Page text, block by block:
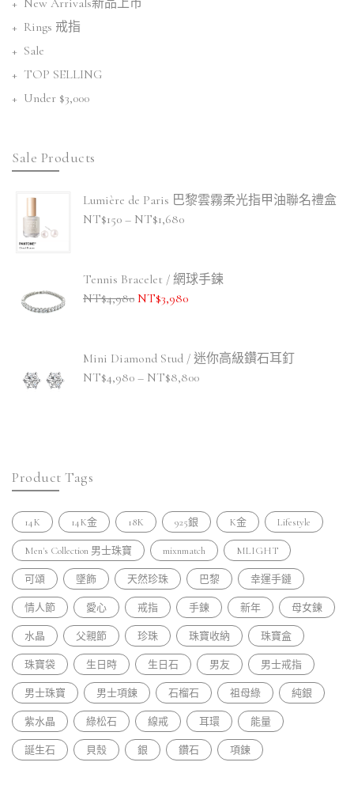
New Arrivals新品上市
Rings 戒指
Sale
TOP SELLING
Under $3,000
Sale Products
Lumière de Paris 巴黎雲霧柔光指甲油聯名禮盒
NT$150 – NT$1,680
Tennis Bracelet / 網球手鍊
NT$4,980 NT$3,980
Mini Diamond Stud / 迷你高級鑽石耳釘
NT$4,980 – NT$8,800
Product Tags
14K 14K金 18K 925銀 K金 Lifestyle
Men's Collection 男士珠寶 mixnmatch MLIGHT
可頌 墜飾 天然珍珠 巴黎 幸運手鏈
情人節 愛心 戒指 手鍊 新年 母女鍊
水晶 父親節 珍珠 珠寶收納 珠寶盒
珠寶袋 生日時 生日石 男友 男士戒指
男士珠寶 男士項鍊 石榴石 祖母綠 純銀
紫水晶 綠松石 線戒 耳環 能量
誕生石 貝殼 銀 鑽石 項鍊